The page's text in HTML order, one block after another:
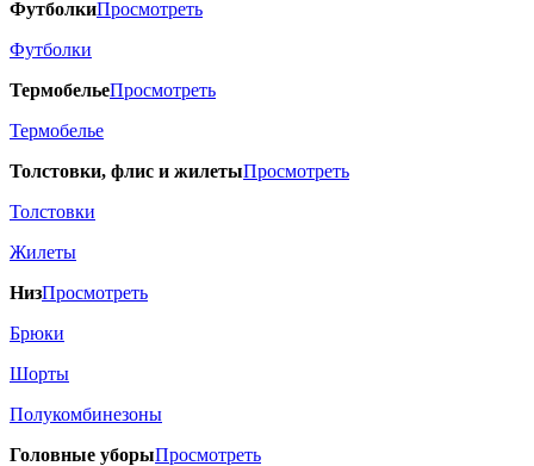
ФутболкиПросмотреть
Футболки
ТермобельеПросмотреть
Термобелье
Толстовки, флис и жилетыПросмотреть
Толстовки
Жилеты
НизПросмотреть
Брюки
Шорты
Полукомбинезоны
Головные уборыПросмотреть